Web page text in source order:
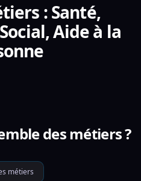
: Santé,
Aide à la
des métiers ?
métiers